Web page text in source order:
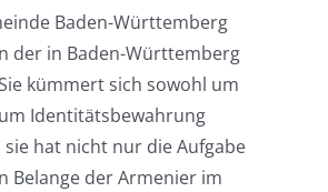
Baden-Württemberg
der in Baden-Württemberg
kümmert sich sowohl um
Identitätsbewahrung
hat nicht nur die Aufgabe
Belange der Armenier im